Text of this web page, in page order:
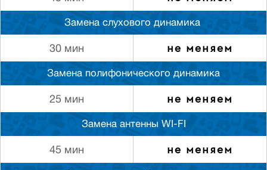
Замена слуxового динамика
30 мин не меняем
Замена полифонического динамика
25 мин не меняем
Замена антенны WI-FI
45 мин не меняем